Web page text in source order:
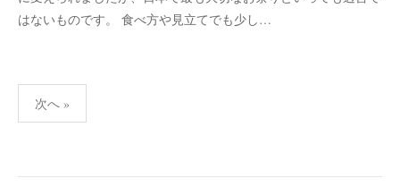
はないものです。 食べ方や見立てでも少し…
稿
次へ »